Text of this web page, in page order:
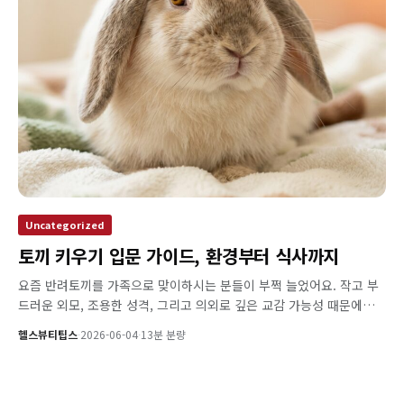
Uncategorized
토끼 키우기 입문 가이드, 환경부터 식사까지
요즘 반려토끼를 가족으로 맞이하시는 분들이 부쩍 늘었어요. 작고 부
드러운 외모, 조용한 성격, 그리고 의외로 깊은 교감 가능성 때문에…
헬스뷰티팁스·2026-06-04·13분 분량